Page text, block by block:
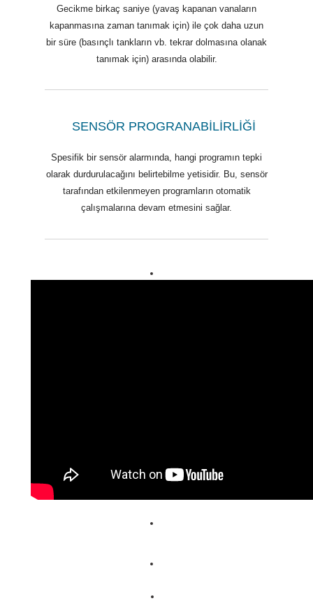
Gecikme birkaç saniye (yavaş kapanan vanaların
kapanmasına zaman tanımak için) ile çok daha uzun
bir süre (basınçlı tankların vb. tekrar dolmasına olanak
tanımak için) arasında olabilir.
SENSÖR PROGRANABİLİRLİĞİ
Spesifik bir sensör alarmında, hangi programın tepki
olarak durdurulacağını belirtebilme yetisidir. Bu, sensör
tarafından etkilenmeyen programların otomatik
çalışmalarına devam etmesini sağlar.